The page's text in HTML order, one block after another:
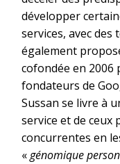
développer
services, avec
également
cofondée en 2006
fondateurs de
Sussan se livre à
service et de ceux
concurrentes en
«génomique